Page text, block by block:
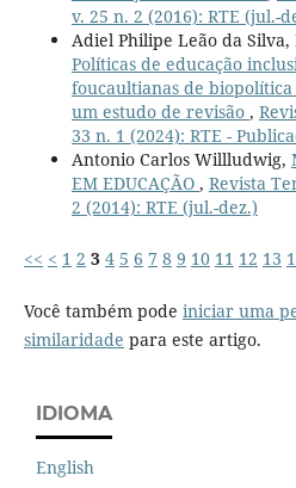
v. 25 n. 2 (2016): RTE (jul.-
Adiel Philipe Leão da Silva,
Políticas de educação
foucaultianas de
um estudo de revisão ,
33 n. 1 (2024): RTE -
Antonio Carlos Willludwig,
EM EDUCAÇÃO , Revista
2 (2014): RTE (jul.-dez.)
<< < 1 2 3 4 5 6 7 8 9 10 11 12 13
Você também pode iniciar uma
similaridade para este artigo.
IDIOMA
English